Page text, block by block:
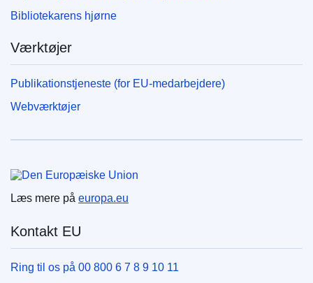
Bibliotekarens hjørne
Værktøjer
Publikationstjeneste (for EU-medarbejdere)
Webværktøjer
Den Europæiske Union
Læs mere på europa.eu
Kontakt EU
Ring til os på 00 800 6 7 8 9 10 11